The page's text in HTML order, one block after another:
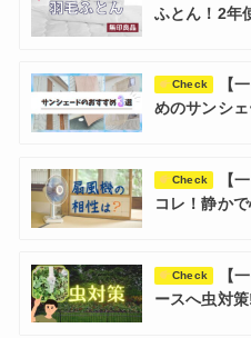
ふとん！2年
Check
【
めのサンシ
Check
【
コレ！静か
Check
【
ースへ虫対